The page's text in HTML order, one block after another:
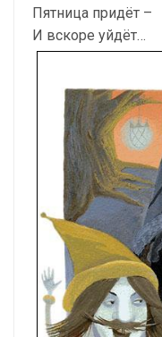
Пятница придёт –
И вскоре уйдёт…